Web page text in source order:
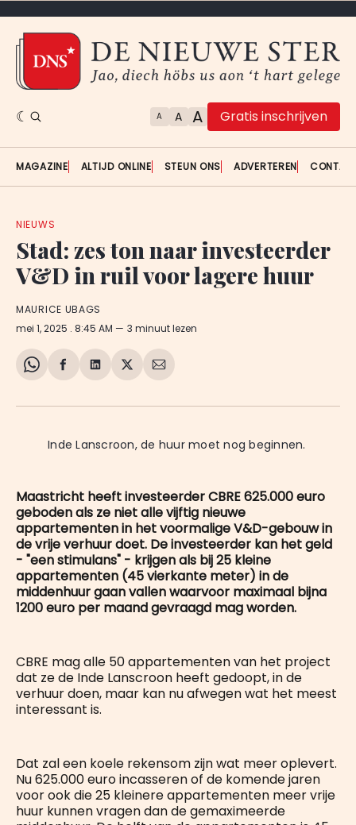
A A A Gratis inschrijven
MAGAZINE ALTIJD ONLINE STEUN ONS ADVERTEREN
NIEUWS
Stad: zes ton naar investeerder
V&D in ruil voor lagere huur
MAURICE UBAGS
mei 1, 2025 . 8:45 AM 3 minuut lezen
Share
WhatsApp
Delen
Facebook
Delen
LinkedIn
Share
X
Deel
E-
Maastricht heeft investeerder CBRE 625.000 euro
geboden als ze niet alle vijftig nieuwe
appartementen in het voormalige V&D-gebouw in
de vrije verhuur doet. De investeerder kan het geld
- "een stimulans" - krijgen als bij 25 kleine
appartementen (45 vierkante meter) in de
middenhuur gaan vallen waarvoor maximaal bijna
1200 euro per maand gevraagd mag worden.
CBRE mag alle 50 appartementen van het project
dat ze de Inde Lanscroon heeft gedoopt, in de
verhuur doen, maar kan nu afwegen wat het meest
interessant is.
Dat zal een koele rekensom zijn wat meer oplevert.
Nu 625.000 euro incasseren of de komende jaren
voor ook die 25 kleinere appartementen meer vrije
huur kunnen vragen dan de gemaximeerde